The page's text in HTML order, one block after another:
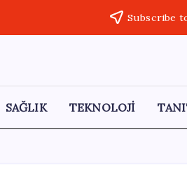
Subscribe
SAĞLIK TEKNOLOJİ